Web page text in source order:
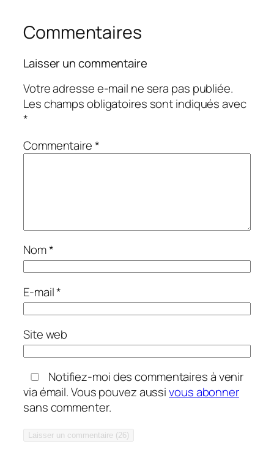
Commentaires
Laisser un commentaire
Votre adresse e-mail ne sera pas publiée.
Les champs obligatoires sont indiqués avec
*
Commentaire*
Nom*
E-mail*
Site web
Notifiez-moi des commentaires à venir
via émail. Vous pouvez aussivous abonner
sans commenter.